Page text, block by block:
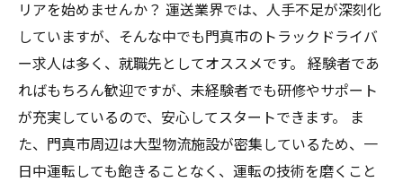
リアを始めませんか？ 運送業界では、人手不足が深刻化
していますが、そんな中でも門真市のトラックドライバ
ー求人は多く、就職先としてオススメです。 経験者であ
ればもちろん歓迎ですが、未経験者でも研修やサポート
が充実しているので、安心してスタートできます。 ま
た、門真市周辺は大型物流施設が密集しているため、一
日中運転しても飽きることなく、運転の技術を磨くこと